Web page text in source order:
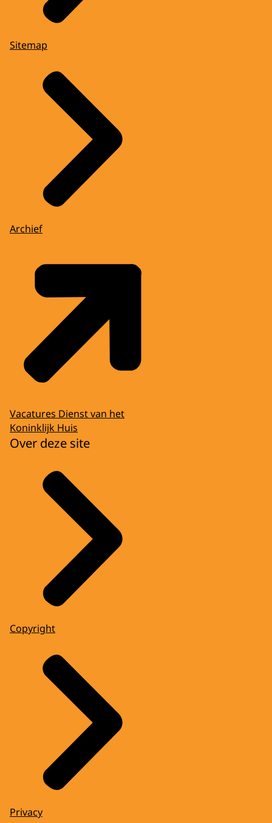
Sitemap
Archief
Vacatures Dienst van het
Koninklijk Huis
Over deze site
Copyright
Privacy